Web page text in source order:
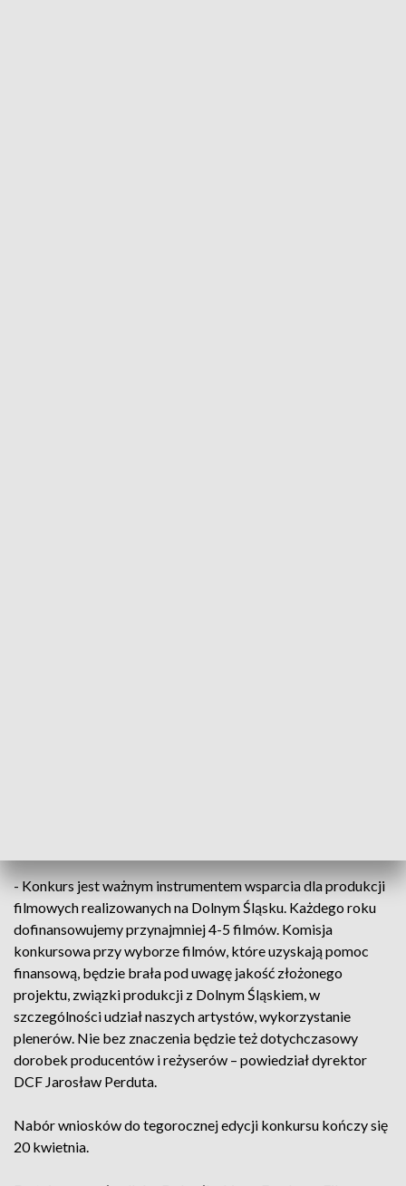
- Konkurs jest ważnym instrumentem wsparcia dla produkcji
filmowych realizowanych na Dolnym Śląsku. Każdego roku
dofinansowujemy przynajmniej 4-5 filmów. Komisja
konkursowa przy wyborze filmów, które uzyskają pomoc
finansową, będzie brała pod uwagę jakość złożonego
projektu, związki produkcji z Dolnym Śląskiem, w
szczególności udział naszych artystów, wykorzystanie
plenerów. Nie bez znaczenia będzie też dotychczasowy
dorobek producentów i reżyserów – powiedział dyrektor
DCF Jarosław Perduta.
Nabór wniosków do tegorocznej edycji konkursu kończy się
20 kwietnia.